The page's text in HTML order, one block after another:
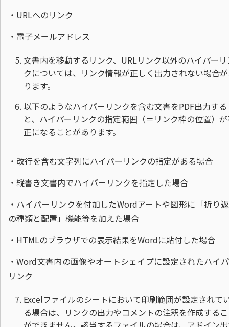
・URLへのリンク
・電子メールアドレス
文書内を移動するリンク、URLリンク以外のハイパー
クについては、リンク情報が正しく出力されない場合
ります。
以下のようなハイパーリンクを含む文書をPDF出力する
と、ハイパーリンクの指定範囲（＝リンク枠の位置）
正になることがあります。
・改行を含む文字列にハイパーリンクの指定がある場合
・縦書き文書内でハイパーリンクを指定した場合
・ハイパーリンクを付加したWordアートや図形に「折り
の種類と配置」機能等を加えた場合
・HTMLのブラウザでの表示結果をWordに貼付した場合
・Word文書内の画像やオートシェイプに設定されたハイ
リンク
Excelファイルのシートにおいて印刷範囲が設定されて
る場合は、リンクの出力やコメントの注釈を作成する